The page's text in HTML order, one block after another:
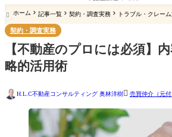
 ホーム 記事一覧 契約・調査実務 トラブル・クレー
契約・調査実務
【不動産のプロには必須】
略的活用術
H.L.C不動産コンサルティング 奥林洋樹 売買仲介（元付